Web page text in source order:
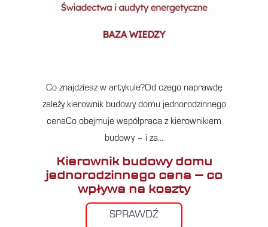
Co znajdziesz w artykule?Od czego naprawdę
zależy kierownik budowy domu jednorodzinnego
cenaCo obejmuje współpraca z kierownikiem
budowy – i za…
Kierownik budowy domu
jednorodzinnego cena – co
wpływa na koszty
SPRAWDŹ